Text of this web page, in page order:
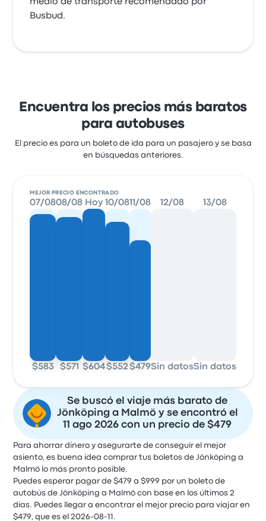
medio de transporte recomendado por
Busbud.
Encuentra los precios más baratos
para autobuses
El precio es para un boleto de ida para un pasajero y se basa
en búsquedas anteriores.
MEJOR PRECIO ENCONTRADO
07/08
$583
08/08
$571
Hoy
$604
10/08
$552
11/08
$479
12/08
Sin datos
13/08
Sin datos
Se buscó el viaje más barato de
Jönköping a Malmö y se encontró el
11 ago 2026 con un precio de $479
Para ahorrar dinero y asegurarte de conseguir el mejor
asiento, es buena idea comprar tus boletos de Jönköping a
Malmö lo más pronto posible.
Puedes esperar pagar de $479 a $999 por un boleto de
autobús de Jönköping a Malmö con base en los últimos 2
días. Puedes llegar a encontrar el mejor precio para viajar en
$479, que es el 2026-08-11.